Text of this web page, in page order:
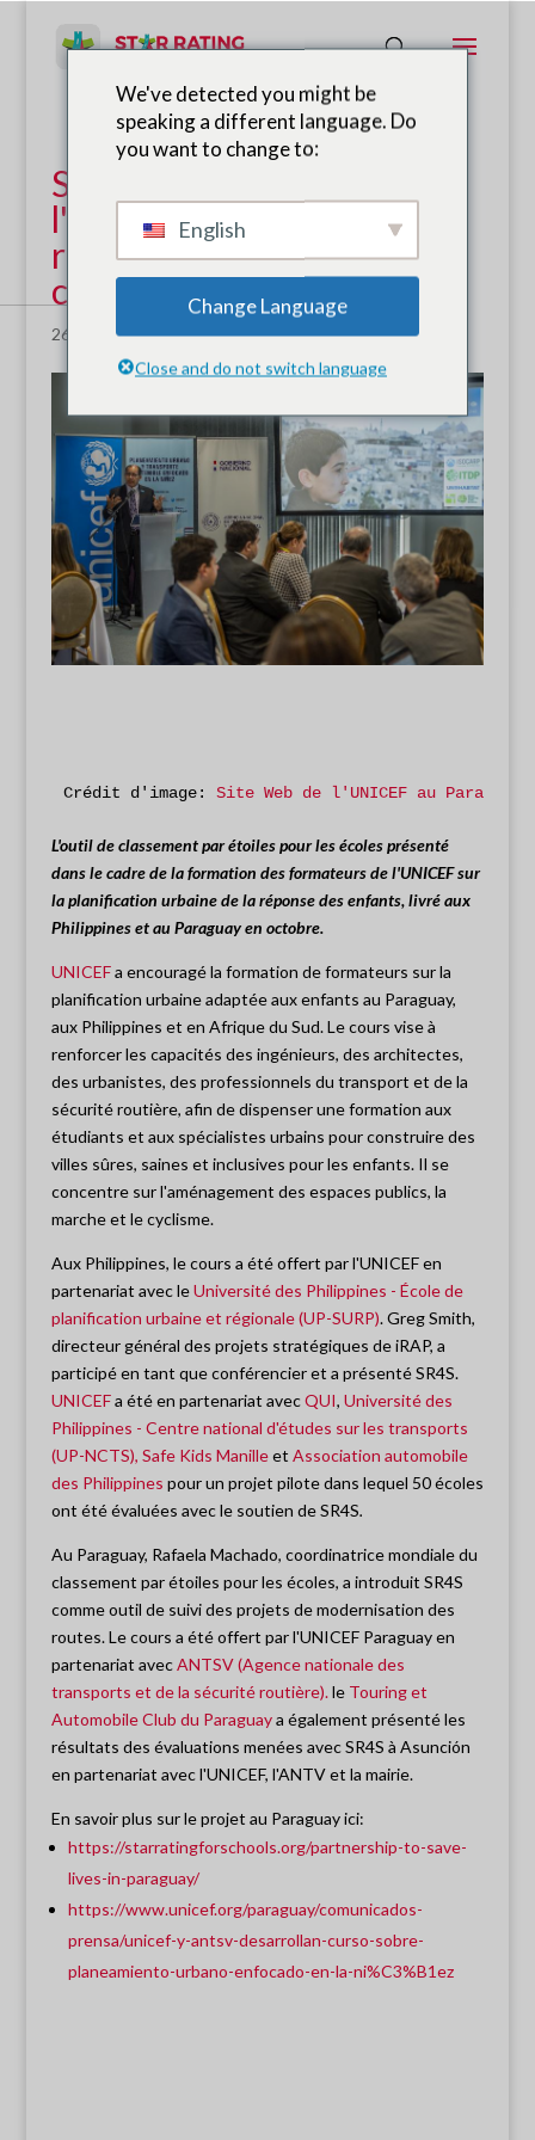
SR4S présenté à
l'événement de
renforcement des
capacités de l'UNICEF
26 novembre 2019|Nouvelles
Crédit d'image: Site Web de l'UNICEF au Paraguay
L'outil de classement par étoiles pour les écoles présenté
dans le cadre de la formation des formateurs de l'UNICEF sur
la planification urbaine de la réponse des enfants, livré aux
Philippines et au Paraguay en octobre.
UNICEFa encouragé la formation de formateurs sur la
planification urbaine adaptée aux enfants au Paraguay,
aux Philippines et en Afrique du Sud. Le cours vise à
renforcer les capacités des ingénieurs, des architectes,
des urbanistes, des professionnels du transport et de la
sécurité routière, afin de dispenser une formation aux
étudiants et aux spécialistes urbains pour construire des
villes sûres, saines et inclusives pour les enfants. Il se
concentre sur l'aménagement des espaces publics, la
marche et le cyclisme.
Aux Philippines, le cours a été offert par l'UNICEF en
partenariat avec leUniversité des Philippines - École de
planification urbaine et régionale (UP-SURP). Greg Smith,
directeur général des projets stratégiques de iRAP, a
participé en tant que conférencier et a présenté SR4S.
UNICEFa été en partenariat avecQUI, Université des
Philippines - Centre national d'études sur les transports
(UP-NCTS), Safe Kids Manilleet Association automobile
des Philippines pour un projet pilote dans lequel 50 écoles
ont été évaluées avec le soutien de SR4S.
Au Paraguay, Rafaela Machado, coordinatrice mondiale du
classement par étoiles pour les écoles, a introduit SR4S
comme outil de suivi des projets de modernisation des
routes. Le cours a été offert par l'UNICEF Paraguay en
partenariat avecANTSV (Agence nationale des
transports et de la sécurité routière).le Touring et
Automobile Club du Paraguaya également présenté les
résultats des évaluations menées avec SR4S à Asunción
en partenariat avec l'UNICEF, l'ANTV et la mairie.
En savoir plus sur le projet au Paraguay ici:
https://starratingforschools.org/partnership-to-save-
lives-in-paraguay/
https://www.unicef.org/paraguay/comunicados-
prensa/unicef-y-antsv-desarrollan-curso-sobre-
planeamiento-urbano-enfocado-en-la-ni%C3%B1ez
We've detected you might be
speaking a different language. Do
you want to change to:
English
Change Language
Close and do not switch language